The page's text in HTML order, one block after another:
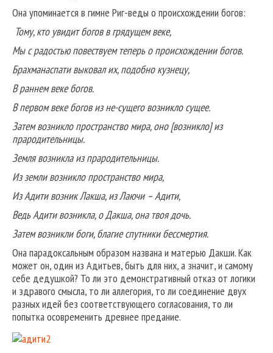
Она упоминается в гимне Риг-веды о происхождении богов:
Тому, кто увидит богов в грядущем веке,
Мы с радостью повествуем теперь о происхождении богов.
Брахманаспати выковал их, подобно кузнецу,
В раннем веке богов.
В первом веке богов из не-сущего возникло сущее.
Затем возникло пространство мира, оно [возникло] из
прародительницы.
Земля возникла из прародительницы.
Из земли возникло пространство мира,
Из Адити возник Лакша, из Лаючи – Адити,
Ведь Адити возникла, о Дакша, она твоя дочь.
Затем возникли боги, благие спутники бессмертия.
Она парадоксальным образом названа и матерью Дакши. Как
может он, один из Адитьев, быть для них, а значит, и самому
себе дедушкой? То ли это демонстративный отказ от логики
и здравого смысла, то ли аллегория, то ли соединение двух
разных идей без соответствующего согласования, то ли
попытка осовременить древнее предание.